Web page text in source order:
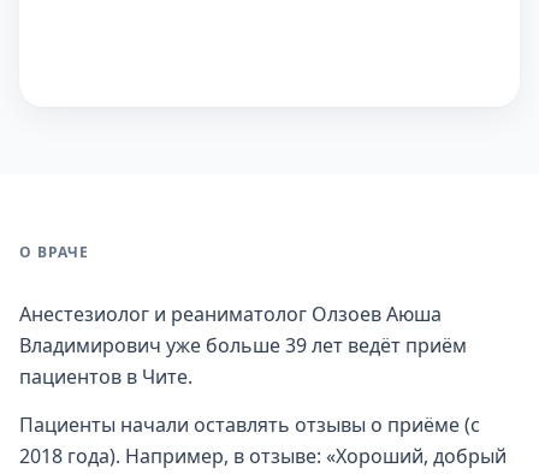
О ВРАЧЕ
Анестезиолог и реаниматолог Олзоев Аюша
Владимирович уже больше 39 лет ведёт приём
пациентов в Чите.
Пациенты начали оставлять отзывы о приёме (с
2018 года). Например, в отзыве: «Хороший, добрый